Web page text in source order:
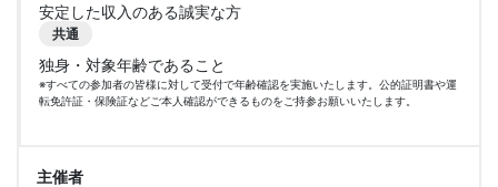
安定した収入のある誠実な方
共通
独身・対象年齢であること
※すべての参加者の皆様に対して受付で年齢確認を実施いたします。公的証明書や運
転免許証・保険証などご本人確認ができるものをご持参お願いいたします。
主催者